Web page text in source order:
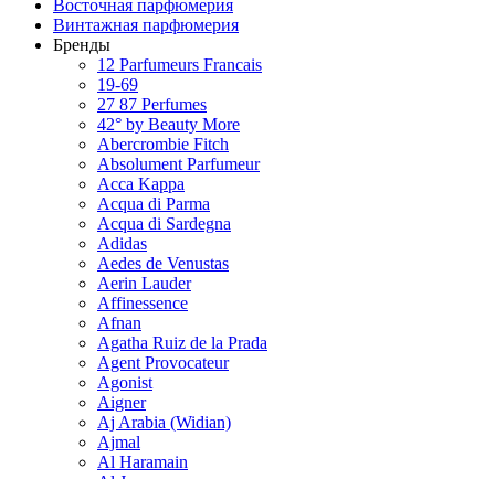
Восточная парфюмерия
Винтажная парфюмерия
Бренды
12 Parfumeurs Francais
19-69
27 87 Perfumes
42° by Beauty More
Abercrombie Fitch
Absolument Parfumeur
Acca Kappa
Acqua di Parma
Acqua di Sardegna
Adidas
Aedes de Venustas
Aerin Lauder
Affinessence
Afnan
Agatha Ruiz de la Prada
Agent Provocateur
Agonist
Aigner
Aj Arabia (Widian)
Ajmal
Al Haramain